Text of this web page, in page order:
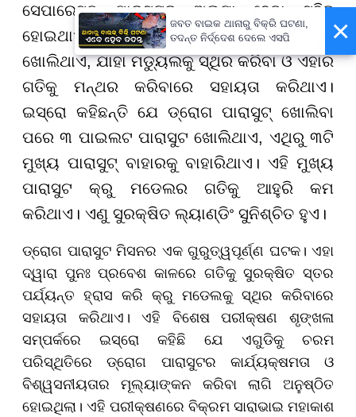
ସେପାରେସନ ପାରସୁଟରୁ ଅଲଗା ହେବା ସହିତ
ହୋଇଥାଏ। ଏହା ପରେ ଡ୍ରୋଗ ପାରସୁଟ
ଖୋଲିଥାଏ, ଯାହା ମଡ୍ୟୁଲକୁ ସ୍ଥିର କରିବା ଓ ଏହାର
ଗତିକୁ ମନ୍ଥର କରିବାରେ ସହାୟତା କରିଥାଏ।
ଇସ୍ରୋ କହିଛନ୍ତି ଯେ ଡ୍ରୋଗ ପାରାସୁଟ୍ ଖୋଲିବା
ପରେ ୩ ପାଇଲଟ ପାରାସୁଟ ଖୋଲିଥାଏ, ଏଥିରୁ ୩ଟି
ମୁଖ୍ୟ ପାରାସୁଟ୍ ବାହାରକୁ ବାହାରିଥାଏ। ଏହି ମୁଖ୍ୟ
ପାରାସୁଟ କ୍ରୁ ମଡେଲର ଗତିକୁ ଆହୁରି କମ
କରିଥାଏ। ଏଣୁ ସୁରକ୍ଷିତ ଲ୍ୟାଣ୍ଡିଂ ସୁନିଶ୍ଚିତ ହୁଏ।
ଡ୍ରୋଗ ପାରାସୁଟ ମିସନର ଏକ ଗୁରୁତ୍ୱପୂର୍ଣ୍ଣ ଘଟକ। ଏହା
ଦ୍ୱାରା ପୁନଃ ପ୍ରବେଶ କାଳରେ ଗତିକୁ ସୁରକ୍ଷିତ ସ୍ତର
ପର୍ଯ୍ୟନ୍ତ ହ୍ରାସ କରି କ୍ରୁ ମଡେଲକୁ ସ୍ଥିର କରିବାରେ
ସହାୟତା କରିଥାଏ। ଏହି ବିଶେଷ ପରୀକ୍ଷଣ ଶୃଙ୍ଖଳା
ସମ୍ପର୍କରେ ଇସ୍ରୋ କହିଛି ଯେ ଏଗୁଡିକୁ ଚରମ
ପରିସ୍ଥିତିରେ ଡ୍ରୋଗ ପାରାସୁଟର କାର୍ଯ୍ୟକ୍ଷମତା ଓ
ବିଶ୍ୱସନୀୟତାର ମୂଲ୍ୟାଙ୍କନ କରିବା ଲାଗି ଅନୁଷ୍ଠିତ
ହୋଇଥିଲା। ଏହି ପରୀକ୍ଷଣରେ ବିକ୍ରମ ସାରାଭାଇ ମହାକାଶ
×
ଜବତ ବାଇକ ଥାନାରୁ ବିକ୍ରି ଘଟଣା,
ତଦନ୍ତ ନିର୍ଦ୍ଦେଶ ଦେଲେ ଏସପି